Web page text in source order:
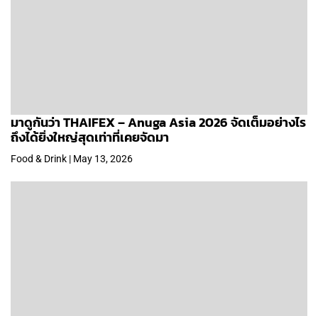
มาดูกันว่า THAIFEX – Anuga Asia 2026 จัดเต็มอย่างไร
ถึงได้ยิ่งใหญ่สุดเท่าที่เคยจัดมา
Food & Drink | May 13, 2026